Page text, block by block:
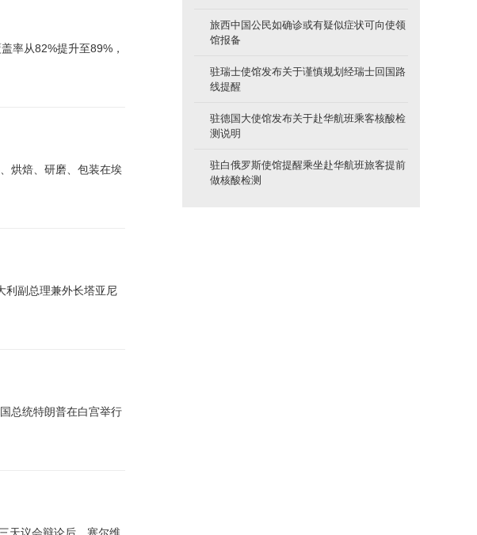
率从82%提升至89%，
烘焙、研磨、包装在埃
利副总理兼外长塔亚尼
总统特朗普在白宫举行
旅西中国公民如确诊或有疑似症状可向使领
馆报备
驻瑞士使馆发布关于谨慎规划经瑞士回国路
线提醒
驻德国大使馆发布关于赴华航班乘客核酸检
测说明
驻白俄罗斯使馆提醒乘坐赴华航班旅客提前
做核酸检测